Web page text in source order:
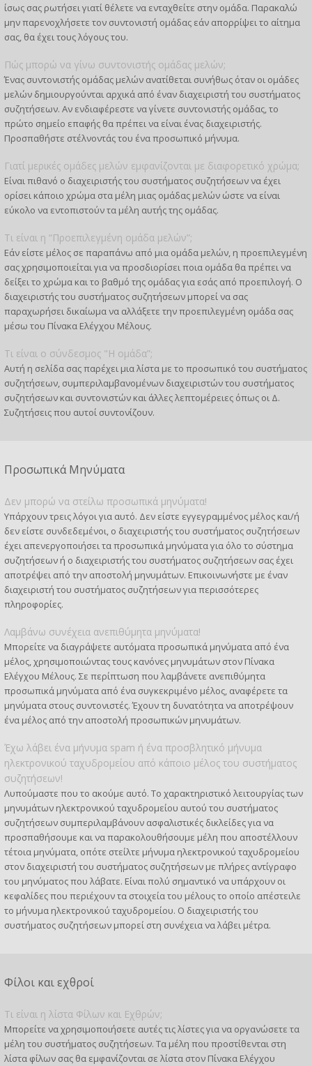
ίσως σας ρωτήσει γιατί θέλετε να ενταχθείτε στην ομάδα. Παρακαλώ
μην παρενοχλήσετε τον συντονιστή ομάδας εάν απορρίψει το αίτημα
σας, θα έχει τους λόγους του.
Πώς μπορώ να γίνω συντονιστής ομάδας μελών;
Ένας συντονιστής ομάδας μελών ανατίθεται συνήθως όταν οι ομάδες
μελών δημιουργούνται αρχικά από έναν διαχειριστή του συστήματος
συζητήσεων. Αν ενδιαφέρεστε να γίνετε συντονιστής ομάδας, το
πρώτο σημείο επαφής θα πρέπει να είναι ένας διαχειριστής.
Προσπαθήστε στέλνοντάς του ένα προσωπικό μήνυμα.
Γιατί μερικές ομάδες μελών εμφανίζονται με διαφορετικό χρώμα;
Είναι πιθανό ο διαχειριστής του συστήματος συζητήσεων να έχει
ορίσει κάποιο χρώμα στα μέλη μιας ομάδας μελών ώστε να είναι
εύκολο να εντοπιστούν τα μέλη αυτής της ομάδας.
Τι είναι η “Προεπιλεγμένη ομάδα μελών”;
Εάν είστε μέλος σε παραπάνω από μια ομάδα μελών, η προεπιλεγμένη
σας χρησιμοποιείται για να προσδιορίσει ποια ομάδα θα πρέπει να
δείξει το χρώμα και το βαθμό της ομάδας για εσάς από προεπιλογή. Ο
διαχειριστής του συστήματος συζητήσεων μπορεί να σας
παραχωρήσει δικαίωμα να αλλάξετε την προεπιλεγμένη ομάδα σας
μέσω του Πίνακα Ελέγχου Μέλους.
Τι είναι ο σύνδεσμος "Η ομάδα”;
Αυτή η σελίδα σας παρέχει μια λίστα με το προσωπικό του συστήματος
συζητήσεων, συμπεριλαμβανομένων διαχειριστών του συστήματος
συζητήσεων και συντονιστών και άλλες λεπτομέρειες όπως οι Δ.
Συζητήσεις που αυτοί συντονίζουν.
Προσωπικά Μηνύματα
Δεν μπορώ να στείλω προσωπικά μηνύματα!
Υπάρχουν τρεις λόγοι για αυτό. Δεν είστε εγγεγραμμένος μέλος και/ή
δεν είστε συνδεδεμένοι, ο διαχειριστής του συστήματος συζητήσεων
έχει απενεργοποιήσει τα προσωπικά μηνύματα για όλο το σύστημα
συζητήσεων ή ο διαχειριστής του συστήματος συζητήσεων σας έχει
αποτρέψει από την αποστολή μηνυμάτων. Επικοινωνήστε με έναν
διαχειριστή του συστήματος συζητήσεων για περισσότερες
πληροφορίες.
Λαμβάνω συνέχεια ανεπιθύμητα μηνύματα!
Μπορείτε να διαγράψετε αυτόματα προσωπικά μηνύματα από ένα
μέλος, χρησιμοποιώντας τους κανόνες μηνυμάτων στον Πίνακα
Ελέγχου Μέλους. Σε περίπτωση που λαμβάνετε ανεπιθύμητα
προσωπικά μηνύματα από ένα συγκεκριμένο μέλος, αναφέρετε τα
μηνύματα στους συντονιστές. Έχουν τη δυνατότητα να αποτρέψουν
ένα μέλος από την αποστολή προσωπικών μηνυμάτων.
Έχω λάβει ένα μήνυμα spam ή ένα προσβλητικό μήνυμα
ηλεκτρονικού ταχυδρομείου από κάποιο μέλος του συστήματος
συζητήσεων!
Λυπούμαστε που το ακούμε αυτό. Το χαρακτηριστικό λειτουργίας των
μηνυμάτων ηλεκτρονικού ταχυδρομείου αυτού του συστήματος
συζητήσεων συμπεριλαμβάνουν ασφαλιστικές δικλείδες για να
προσπαθήσουμε και να παρακολουθήσουμε μέλη που αποστέλλουν
τέτοια μηνύματα, οπότε στείλτε μήνυμα ηλεκτρονικού ταχυδρομείου
στον διαχειριστή του συστήματος συζητήσεων με πλήρες αντίγραφο
του μηνύματος που λάβατε. Είναι πολύ σημαντικό να υπάρχουν οι
κεφαλίδες που περιέχουν τα στοιχεία του μέλους το οποίο απέστειλε
το μήνυμα ηλεκτρονικού ταχυδρομείου. Ο διαχειριστής του
συστήματος συζητήσεων μπορεί στη συνέχεια να λάβει μέτρα.
Φίλοι και εχθροί
Τι είναι η λίστα Φίλων και Εχθρών;
Μπορείτε να χρησιμοποιήσετε αυτές τις λίστες για να οργανώσετε τα
μέλη του συστήματος συζητήσεων. Τα μέλη που προστίθενται στη
λίστα φίλων σας θα εμφανίζονται σε λίστα στον Πίνακα Ελέγχου